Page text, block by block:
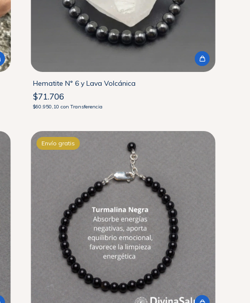
Hematite N° 6 y Lava Volcánica
$71.706
$60.950,10con Transferencia
Envío gratis